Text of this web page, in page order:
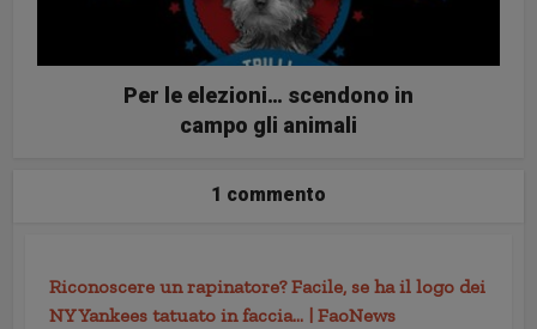
Per le elezioni… scendono in
campo gli animali
1 commento
Riconoscere un rapinatore? Facile, se ha il logo dei
NY Yankees tatuato in faccia… | FaoNews